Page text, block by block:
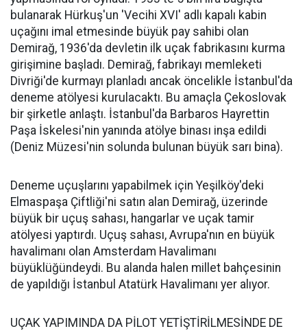
bulanarak Hürkuş'un 'Vecihi XVI' adlı kapalı kabin
uçağını imal etmesinde büyük pay sahibi olan
Demirağ, 1936'da devletin ilk uçak fabrikasını kurma
girişimine başladı. Demirağ, fabrikayı memleketi
Divriği'de kurmayı planladı ancak öncelikle İstanbul'da
deneme atölyesi kurulacaktı. Bu amaçla Çekoslovak
bir şirketle anlaştı. İstanbul'da Barbaros Hayrettin
Paşa İskelesi'nin yanında atölye binası inşa edildi
(Deniz Müzesi'nin solunda bulunan büyük sarı bina).
Deneme uçuşlarını yapabilmek için Yeşilköy'deki
Elmaspaşa Çiftliği'ni satın alan Demirağ, üzerinde
büyük bir uçuş sahası, hangarlar ve uçak tamir
atölyesi yaptırdı. Uçuş sahası, Avrupa'nın en büyük
havalimanı olan Amsterdam Havalimanı
büyüklüğündeydi. Bu alanda halen millet bahçesinin
de yapıldığı İstanbul Atatürk Havalimanı yer alıyor.
UÇAK YAPIMINDA DA PİLOT YETİŞTİRİLMESİNDE DE